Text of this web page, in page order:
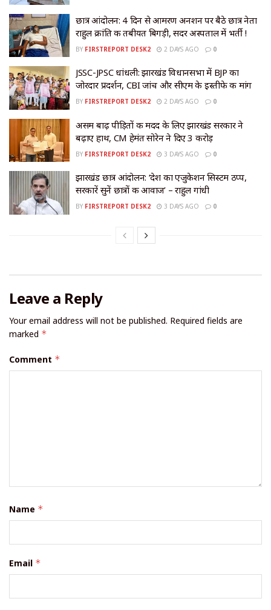
छात्र आंदोलन: 4 दिन से आमरण अनशन पर बैठे छात्र नेता
राहुल क्रांति की तबीयत बिगड़ी, सदर अस्पताल में भर्ती !
BY FIRSTREPORT DESK2 2 DAYS AGO 0
JSSC-JPSC धांधली: झारखंड विधानसभा में BJP का
जोरदार प्रदर्शन, CBI जांच और सीएम के इस्तीफे की मांग
BY FIRSTREPORT DESK2 2 DAYS AGO 0
असम बाढ़ पीड़ितों की मदद के लिए झारखंड सरकार ने
बढ़ाए हाथ, CM हेमंत सोरेन ने दिए ₹3 करोड़
BY FIRSTREPORT DESK2 3 DAYS AGO 0
झारखंड छात्र आंदोलन: ‘देश का एजुकेशन सिस्टम ठप्प,
सरकारें सुनें छात्रों की आवाज’ – राहुल गांधी
BY FIRSTREPORT DESK2 3 DAYS AGO 0
Leave a Reply
Your email address will not be published. Required fields are
marked *
Comment *
Name *
Email *